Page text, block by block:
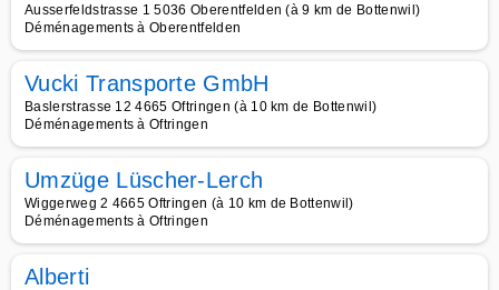
Ausserfeldstrasse 1 5036 Oberentfelden (à 9 km de Bottenwil)
Déménagements à Oberentfelden
Vucki Transporte GmbH
Baslerstrasse 12 4665 Oftringen (à 10 km de Bottenwil)
Déménagements à Oftringen
Umzüge Lüscher-Lerch
Wiggerweg 2 4665 Oftringen (à 10 km de Bottenwil)
Déménagements à Oftringen
Alberti